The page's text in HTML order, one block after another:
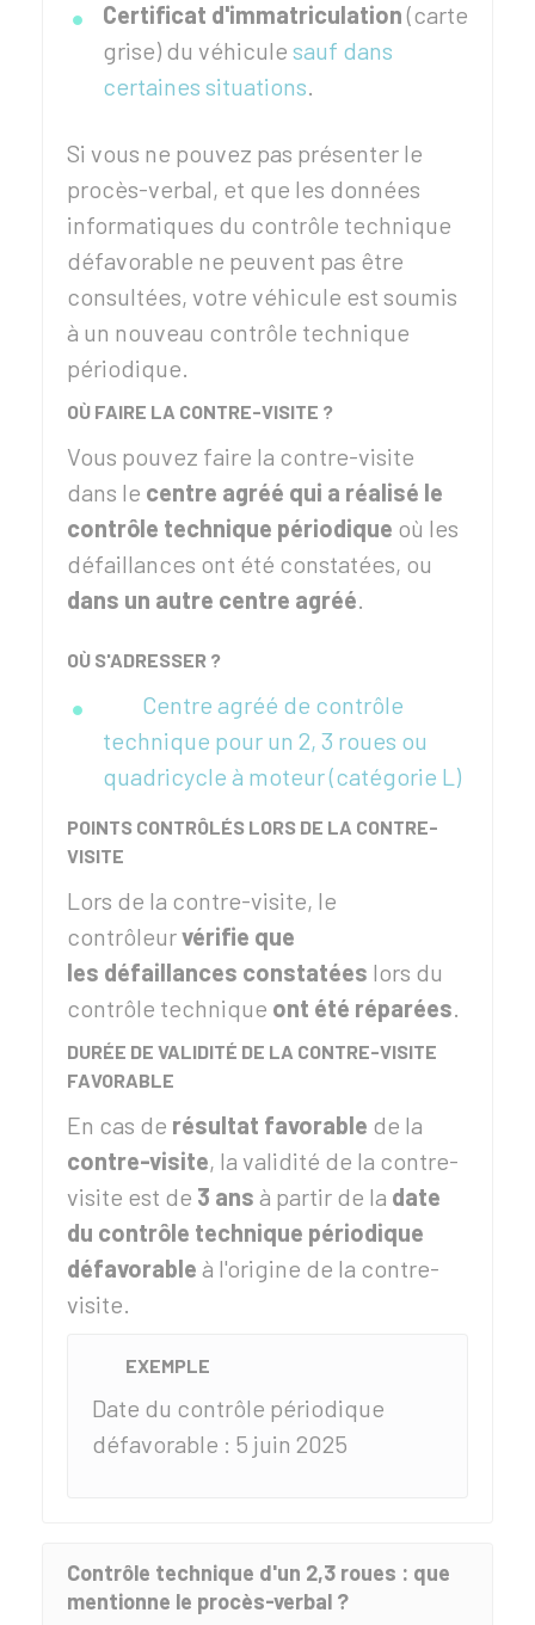
Certificat d'immatriculation(carte
grise) du véhicule sauf dans
certaines situations.
Si vous ne pouvez pas présenter le
procès-verbal, et que les données
informatiques du contrôle technique
défavorable ne peuvent pas être
consultées, votre véhicule est soumis
à un nouveau contrôle technique
périodique.
OÙ FAIRE LA CONTRE-VISITE ?
Vous pouvez faire la contre-visite
dans le centre agréé qui a réalisé le
contrôle technique périodique où les
défaillances ont été constatées, ou
dans un autre centre agréé.
OÙ S'ADRESSER ?
Centre agréé de contrôle
technique pour un 2, 3 roues ou
quadricycle à moteur (catégorie L)
POINTS CONTRÔLÉS LORS DE LA CONTRE-
VISITE
Lors de la contre-visite, le
contrôleurvérifie que
les défaillances constatées lors du
contrôle technique ont été réparées.
DURÉE DE VALIDITÉ DE LA CONTRE-VISITE
FAVORABLE
En cas de résultat favorable de la
contre-visite, la validité de la contre-
visite est de 3 ans à partir de la date
du contrôle technique périodique
défavorable à l'origine de la contre-
visite.
EXEMPLE
Date du contrôle périodique
défavorable : 5 juin 2025
Contrôle technique d'un 2,3 roues : que
mentionne le procès-verbal ?